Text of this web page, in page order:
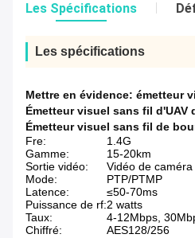
Les Spécifications
Les spécifications
Mettre en évidence: émetteur
Émetteur visuel sans fil d'UAV
Émetteur visuel sans fil de
Fre:
1.4G
Gamme:
15-20km
Sortie vidéo:
Vidéo de caméra
Mode:
PTP/PTMP
Latence:
≤50-70ms
Puissance de rf:2 watts
Taux:
4-12Mbps,
Chiffré:
AES128/256